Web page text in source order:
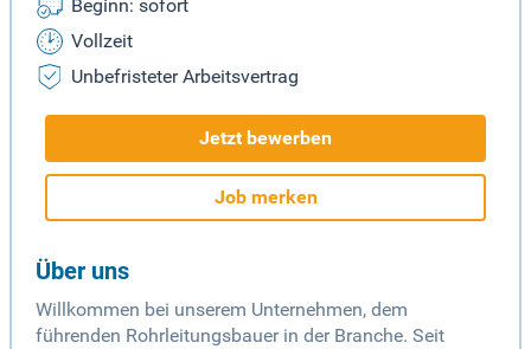
Beginn: sofort
Vollzeit
Unbefristeter Arbeitsvertrag
Jetzt bewerben
Job merken
Über uns
Willkommen bei unserem Unternehmen, dem
führenden Rohrleitungsbauer in der Branche. Seit